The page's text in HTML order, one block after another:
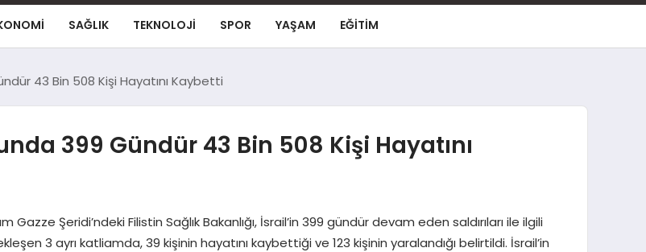
SAĞLIK TEKNOLOJI SPOR YAŞAM EĞITIM
43 Bin 508 Kişi Hayatını Kaybetti
399 Gündür 43 Bin 508 Kişi Hayatını
Gazze Şeridi’ndeki Filistin Sağlık Bakanlığı, İsrail’in 399 gündür devam eden saldırıları ile ilgili
3 ayrı katliamda, 39 kişinin hayatını kaybettiği ve 123 kişinin yaralandığı belirtildi. İsrail’in